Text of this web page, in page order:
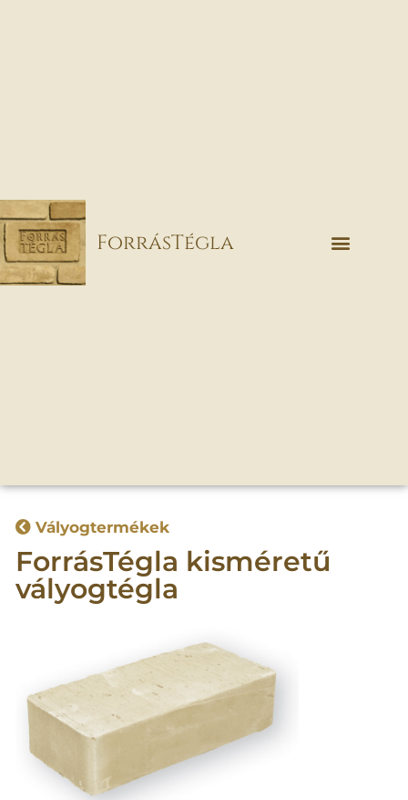
ForrásTégla
Vályogtermékek
ForrásTégla kisméretű
vályogtégla